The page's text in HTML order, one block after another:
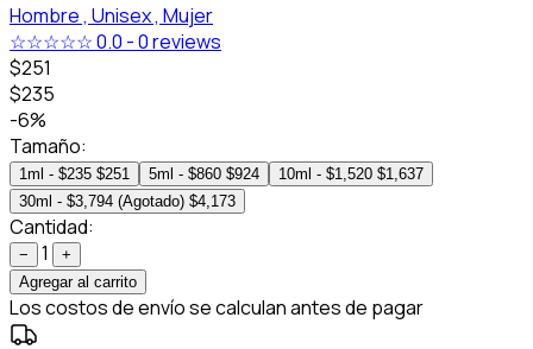
Hombre , Unisex , Mujer
☆☆☆☆☆0.0 -0 reviews
$251
$235
-6%
Tamaño:
1ml - $235 $251 5ml - $860 $924 10ml - $1,520 $1,637
30ml - $3,794 (Agotado) $4,173
Cantidad:
− 1
+
Agregar al carrito
Los costos de envío se calculan antes de pagar